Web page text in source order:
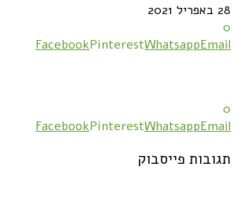
28 באפריל 2021
0
FacebookPinterestWhatsappEmail
0
FacebookPinterestWhatsappEmail
תגובות פייסבוק